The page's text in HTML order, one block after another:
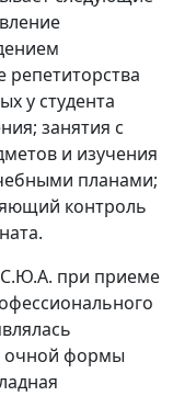
репетиторства
у студента
занятия с
и изучения
планами;
контроль
С.Ю.А. при приеме
очной формы